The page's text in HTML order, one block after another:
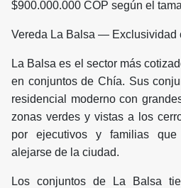
$900.000.000 COP según el
Vereda La Balsa — Exclusividad
La Balsa es el sector más
en conjuntos de Chía. Sus
residencial moderno con
zonas verdes y vistas a los
por ejecutivos y familias
alejarse de la ciudad.
Los conjuntos de La Balsa